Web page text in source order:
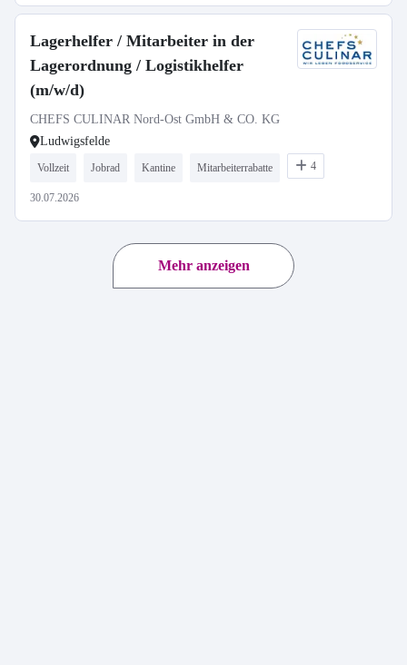
Lagerhelfer / Mitarbeiter in der
Lagerordnung / Logistikhelfer
(m/w/d)
CHEFS CULINAR Nord-Ost GmbH & CO. KG
Ludwigsfelde
Vollzeit Jobrad Kantine Mitarbeiterrabatte 4
30.07.2026
Mehr anzeigen